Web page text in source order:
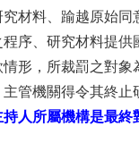
材料、踰越原始同
序、研究材料提供
形，所裁罰之對象
管機關得令其終止
持人所屬機構是最終